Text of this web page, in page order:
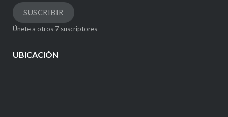
correo
electrónico
SUSCRIBIR
Únete a otros 7 suscriptores
UBICACIÓN